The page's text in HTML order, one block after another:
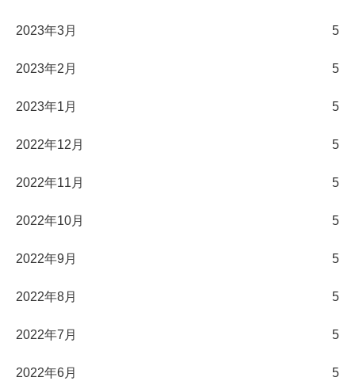
2023年3月 5
2023年2月 5
2023年1月 5
2022年12月 5
2022年11月 5
2022年10月 5
2022年9月 5
2022年8月 5
2022年7月 5
2022年6月 5